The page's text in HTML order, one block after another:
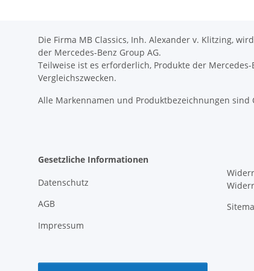
Die Firma MB Classics, Inh. Alexander v. Klitzing,
der Mercedes-Benz Group AG.
Teilweise ist es erforderlich, Produkte der
Vergleichszwecken.
Alle Markennamen und Produktbezeichnungen sind
Gesetzliche Informationen
Datenschutz
AGB
Impressum